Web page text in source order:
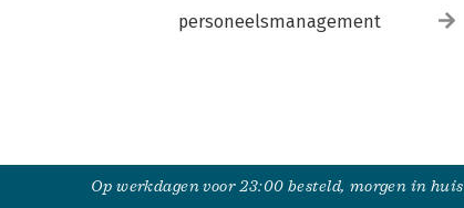
personeelsmanagement
Op werkdagen voor 23:00 besteld, morgen in huis